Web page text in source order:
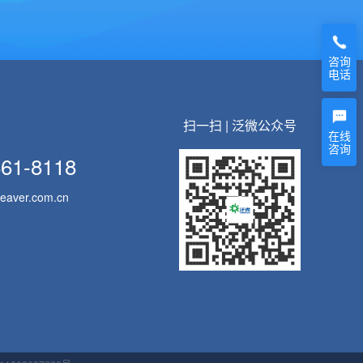
8118
扫一扫 | 泛微公众号
咨询
电话
在线
咨询